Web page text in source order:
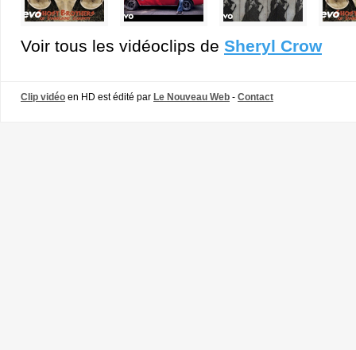
Voir tous les vidéoclips de Sheryl Crow
Clip vidéo en HD est édité par Le Nouveau Web - Contact